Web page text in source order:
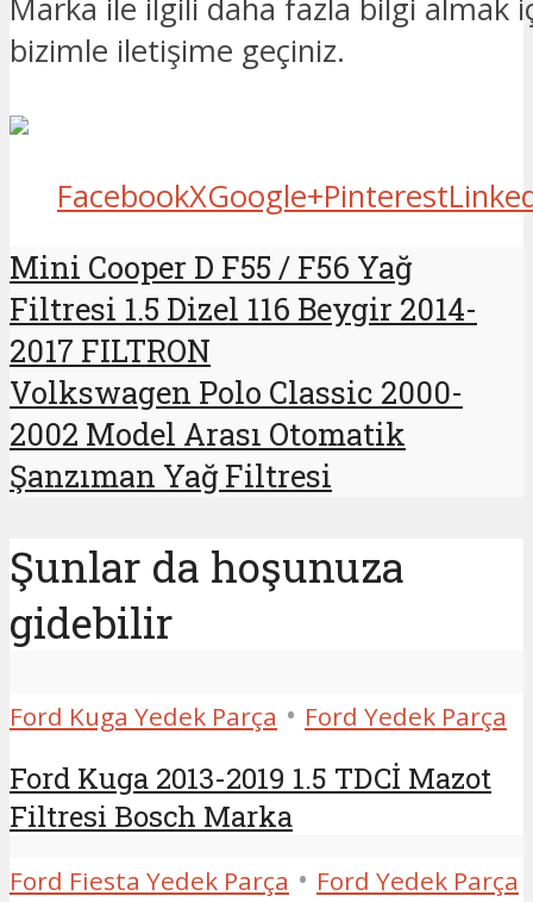
Marka ile ilgili daha fazla bilgi almak
bizimle iletişime geçiniz.
FacebookXGoogle+Pinterest
Mini Cooper D F55 / F56 Yağ
Filtresi 1.5 Dizel 116 Beygir 2014-
2017 FILTRON
Volkswagen Polo Classic 2000-
2002 Model Arası Otomatik
Şanzıman Yağ Filtresi
Şunlar da hoşunuza
gidebilir
Ford Kuga Yedek Parça • Ford Yedek Parça
Ford Kuga 2013-2019 1.5 TDCİ Mazot
Filtresi Bosch Marka
Ford Fiesta Yedek Parça • Ford Yedek Parça